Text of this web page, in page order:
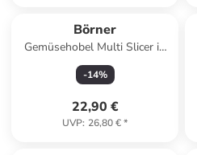
Börner
Gemüsehobel Multi Slicer in
mehrfarbig
-14%
22,90 €
UVP: 26,80 €*